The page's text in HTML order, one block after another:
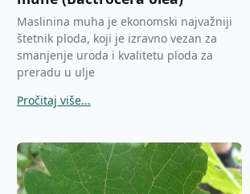
Maslinina muha je ekonomski najvažniji
štetnik ploda, koji je izravno vezan za
smanjenje uroda i kvalitetu ploda za
preradu u ulje
Pročitaj više...